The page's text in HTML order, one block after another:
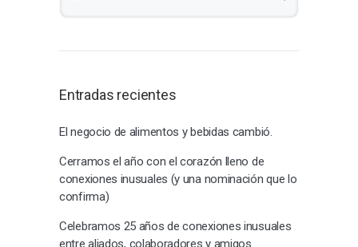
Entradas recientes
El negocio de alimentos y bebidas cambió.
Cerramos el año con el corazón lleno de
conexiones inusuales (y una nominación que lo
confirma)
Celebramos 25 años de conexiones inusuales
entre aliados, colaboradores y amigos